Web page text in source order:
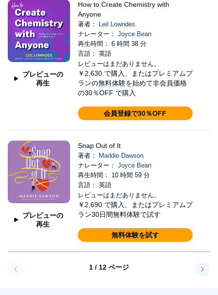
プレビューの
再生
How to Create Chemistry with
Anyone
著者：
Leil Lowndes
ナレーター： Joyce Bean
再生時間： 6 時間 38 分
言語： 英語
レビューはまだありません。
￥2,630 で購入、またはプレミアムプ
ランの無料体験を始めて非会員価格
の30％OFF で購入
会員登録で30％OFF
プレビューの
再生
Snap Out of It
著者：
Maddie Dawson
ナレーター： Joyce Bean
再生時間： 10 時間 59 分
言語： 英語
レビューはまだありません。
￥2,690 で購入、またはプレミアムプ
ラン30日間無料体験で試す
無料体験を試す
1 / 12 ページ